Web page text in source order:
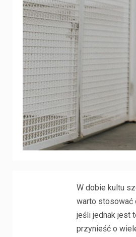
W dobie kultu
warto stosować
jeśli jednak jest
przynieść o